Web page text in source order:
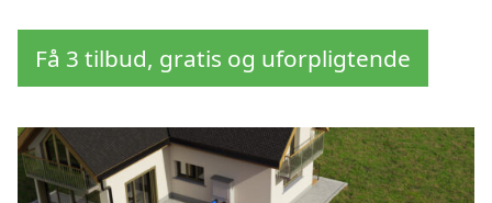
Få 3 tilbud, gratis og uforpligtende